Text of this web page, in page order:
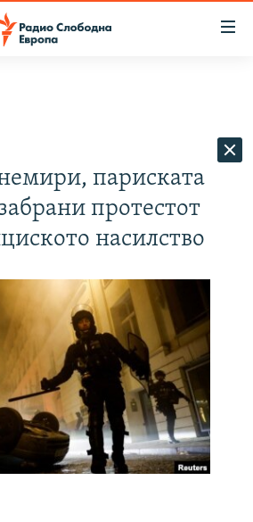
париската
протестот
насилство